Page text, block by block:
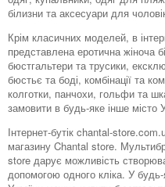
білизни та аксесуари для
Крім класичних моделей, в
представлена ​​еротична жіноча
бюстгальтери та трусики,
бюстьє та боді, комбінації та
колготки, панчохи, гольфи та
замовити в будь-яке інше місто
Інтернет-бутік chantal-
магазину Chantal store.
store дарує можливість
допомогою одного кліка. У